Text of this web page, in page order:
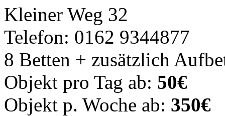
Kleiner Weg 32
Telefon: 0162 9344877
8 Betten + zusätzlich
Objekt pro Tag ab: 50€
Objekt p. Woche ab: 350€